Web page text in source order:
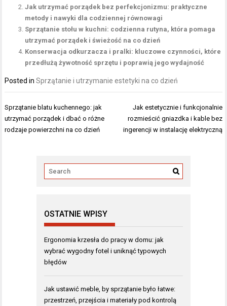
Jak utrzymać porządek bez perfekcjonizmu: praktyczne
metody i nawyki dla codziennej równowagi
Sprzątanie stołu w kuchni: codzienna rutyna, która pomaga
utrzymać porządek i świeżość na co dzień
Konserwacja odkurzacza i pralki: kluczowe czynności, które
przedłużą żywotność sprzętu i poprawią jego wydajność
Posted inSprzątanie i utrzymanie estetyki na co dzień
Nawigacja
wpisu
Sprzątanie blatu kuchennego: jak
utrzymać porządek i dbać o różne
rodzaje powierzchni na co dzień
Jak estetycznie i funkcjonalnie
rozmieścić gniazdka i kable bez
ingerencji w instalację elektryczną
OSTATNIE WPISY
Ergonomia krzesła do pracy w domu: jak
wybrać wygodny fotel i uniknąć typowych
błędów
Jak ustawić meble, by sprzątanie było łatwe:
przestrzeń, przejścia i materiały pod kontrolą